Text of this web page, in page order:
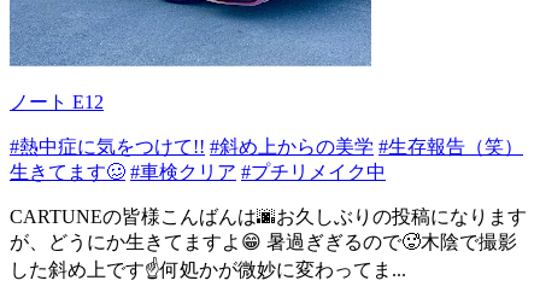
ノート E12
#熱中症に気をつけて!! #斜め上からの美学 #生存報告（笑）
生きてます🥴 #車検クリア #プチリメイク中
CARTUNEの皆様こんばんは🌆お久しぶりの投稿になります
が、どうにか生きてますよ😁 暑過ぎぎるので🥵木陰で撮影
した斜め上です☝️何処かが微妙に変わってま...